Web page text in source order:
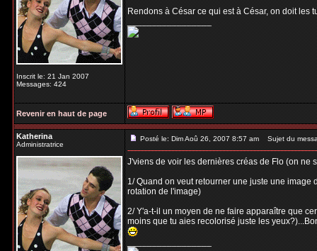
Inscrit le: 21 Jan 2007
Messages: 424
Rendons à César ce qui est à César, on doit les
_________________
Revenir en haut de page
Katherina
Administratrice
Posté le: Dim Aoû 26, 2007 8:57 am Sujet du
J'viens de voir les dernières créas de Flo (on ne
1/ Quand on veut retourner une juste une image
rotation de l'image)
2/ Y'a-t-il un moyen de ne faire apparaître que
moins que tu aies recolorisé juste les
_________________